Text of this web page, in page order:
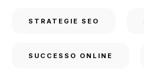
STRATEGIE SEO
SUCCESSO ONLINE